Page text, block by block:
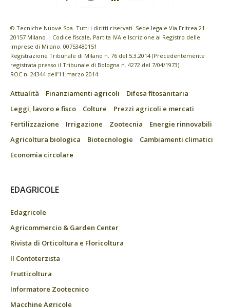
© Tecniche Nuove Spa. Tutti i diritti riservati. Sede legale Via Eritrea 21 -
20157 Milano | Codice fiscale, Partita IVA e Iscrizione al Registro delle
imprese di Milano: 00753480151
Registrazione Tribunale di Milano n. 76 del 5.3.2014 (Precedentemente
registrata presso il Tribunale di Bologna n. 4272 del 7/04/1973)
ROC n. 24344 dell’11 marzo 2014
Attualità Finanziamenti agricoli
Difesa fitosanitaria
Leggi, lavoro e fisco
Colture
Prezzi agricoli e mercati
Fertilizzazione
Irrigazione Zootecnia
Energie rinnovabili
Agricoltura biologica
Biotecnologie
Cambiamenti climatici
Economia circolare
EDAGRICOLE
Edagricole
Agricommercio & Garden Center
Rivista di Orticoltura e Floricoltura
Il Contoterzista
Frutticoltura
Informatore Zootecnico
Macchine Agricole